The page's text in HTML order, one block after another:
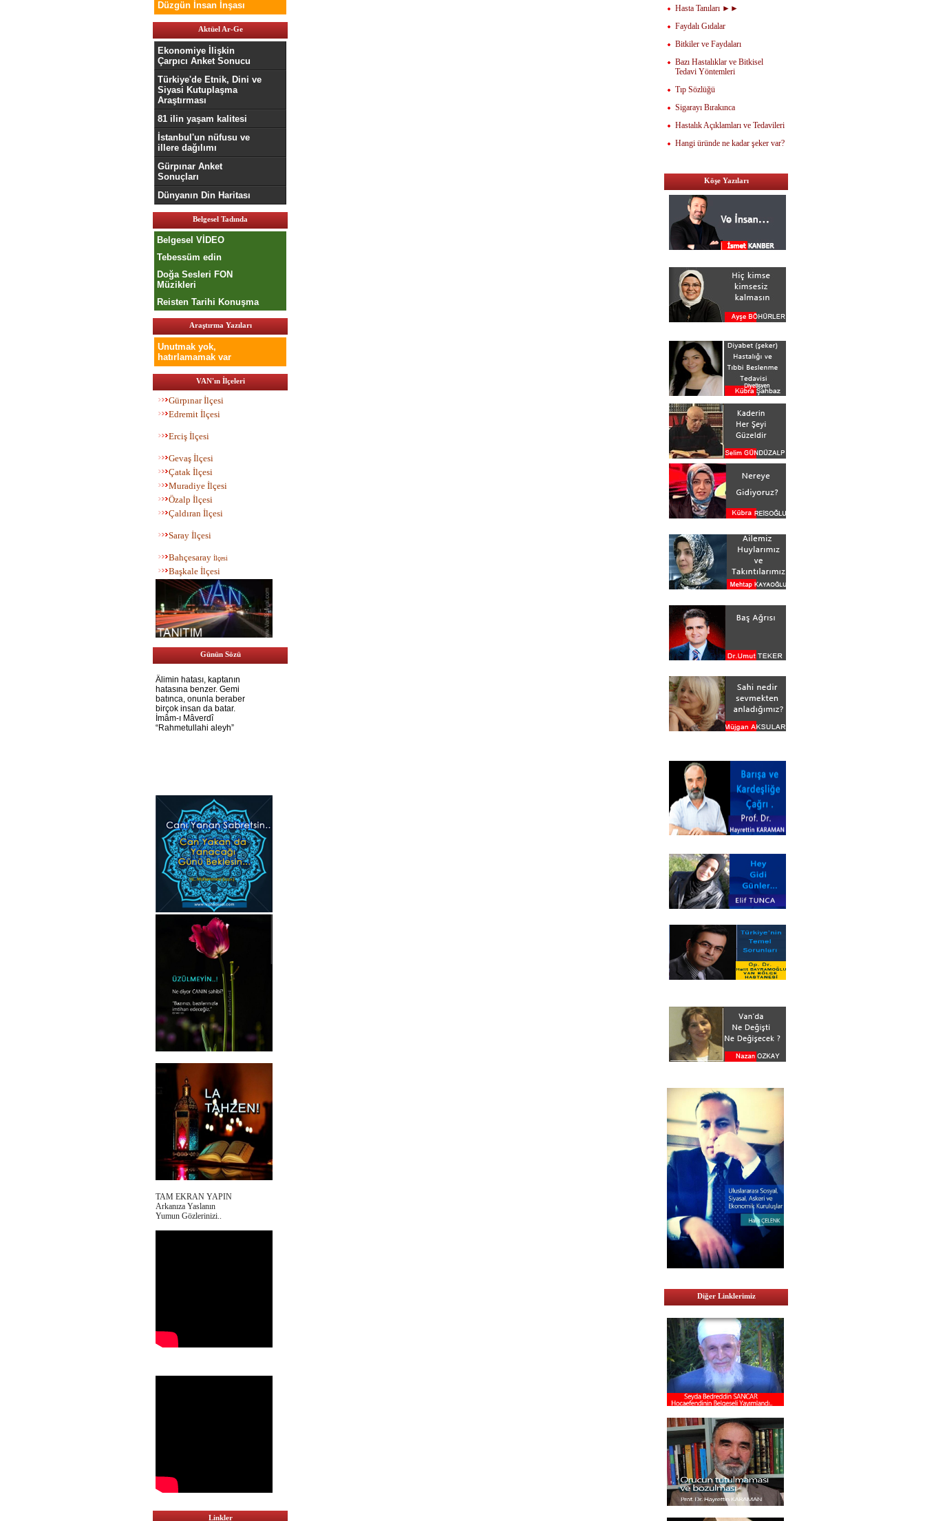
Düzgün İnsan İnşası
Aktüel Ar-Ge
Ekonomiye İlişkin
Çarpıcı Anket Sonucu
Türkiye'de Etnik, Dini ve
Siyasi Kutuplaşma
Araştırması
81 ilin yaşam kalitesi
İstanbul'un nüfusu ve
illere dağılımı
Gürpınar Anket
Sonuçları
Dünyanın Din Haritası
Belgesel Tadında
Belgesel VİDEO
Tebessüm edin
Doğa Sesleri FON
Müzikleri
Reisten Tarihi Konuşma
Araştırma Yazıları
Unutmak yok,
hatırlamamak var
VAN'ın İlçeleri
Gürpınar İlçesi
Edremit İlçesi
Erciş İlçesi
Gevaş İlçesi
Çatak İlçesi
Muradiye İlçesi
Özalp İlçesi
Çaldıran İlçesi
Saray İlçesi
Bahçesaray İlçesi
Başkale İlçesi
Günün Sözü
TAM EKRAN YAPIN
Arkanıza Yaslanın
Yumun Gözlerinizi..
Linkler
Hasta Tanıları ►►
Faydalı Gıdalar
Bitkiler ve Faydaları
Bazı Hastalıklar ve Bitkisel
Tedavi Yöntemleri
Tıp Sözlüğü
Sigarayı Bırakınca
Hastalık Açıklamları ve Tedavileri
Hangi üründe ne kadar şeker var?
Köşe Yazıları
Diğer Linklerimiz